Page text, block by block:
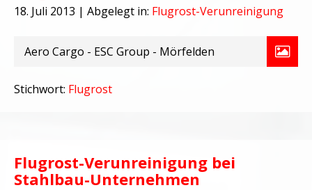
18. Juli 2013 | Abgelegt in: Flugrost-Verunreinigung
Aero Cargo - ESC Group - Mörfelden
Stichwort: Flugrost
Flugrost-Verunreinigung bei
Stahlbau-Unternehmen